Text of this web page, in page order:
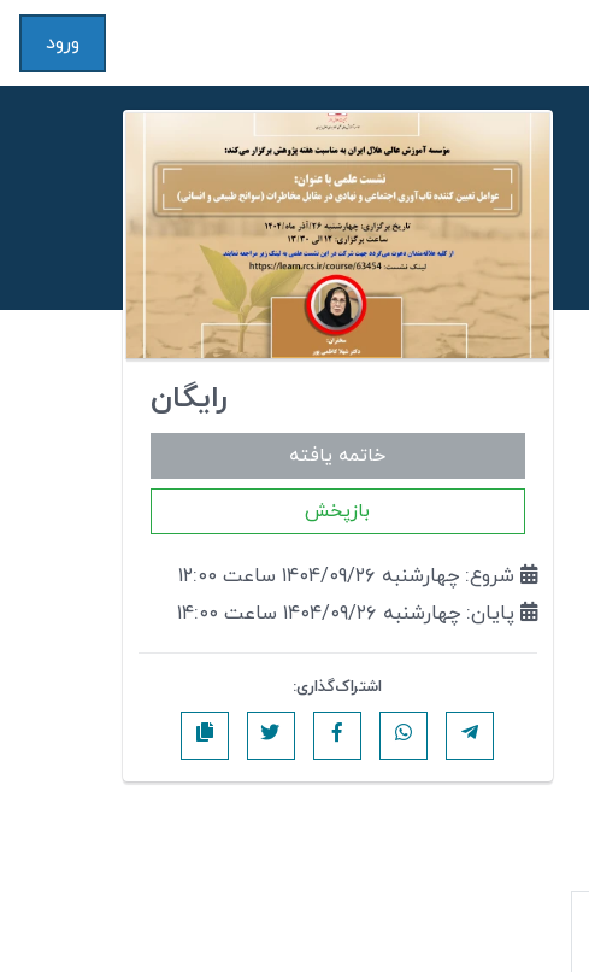
ورود
رایگان
خاتمه یافته
بازپخش
شروع: چهارشنبه ۱۴۰۴/۰۹/۲۶ ساعت ۱۲:۰۰
پایان: چهارشنبه ۱۴۰۴/۰۹/۲۶ ساعت ۱۴:۰۰
اشتراک‌گذاری: